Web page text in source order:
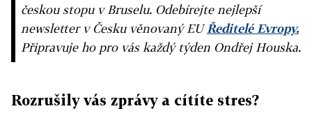
českou stopu v Bruselu. Odebírejte nejlepší
newsletter v Česku věnovaný EUŘeditelé Evropy.
Připravuje ho pro vás každý týden Ondřej Houska.
Rozrušily vás zprávy a cítíte stres?